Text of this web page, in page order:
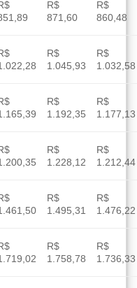
R$
871,60
R$
860,48
R$
1.045,93
R$
1.032,58
R$
1.192,35
R$
1.177,13
R$
1.228,12
R$
1.212,44
R$
1.495,31
R$
1.476,22
R$
1.758,78
R$
1.736,33